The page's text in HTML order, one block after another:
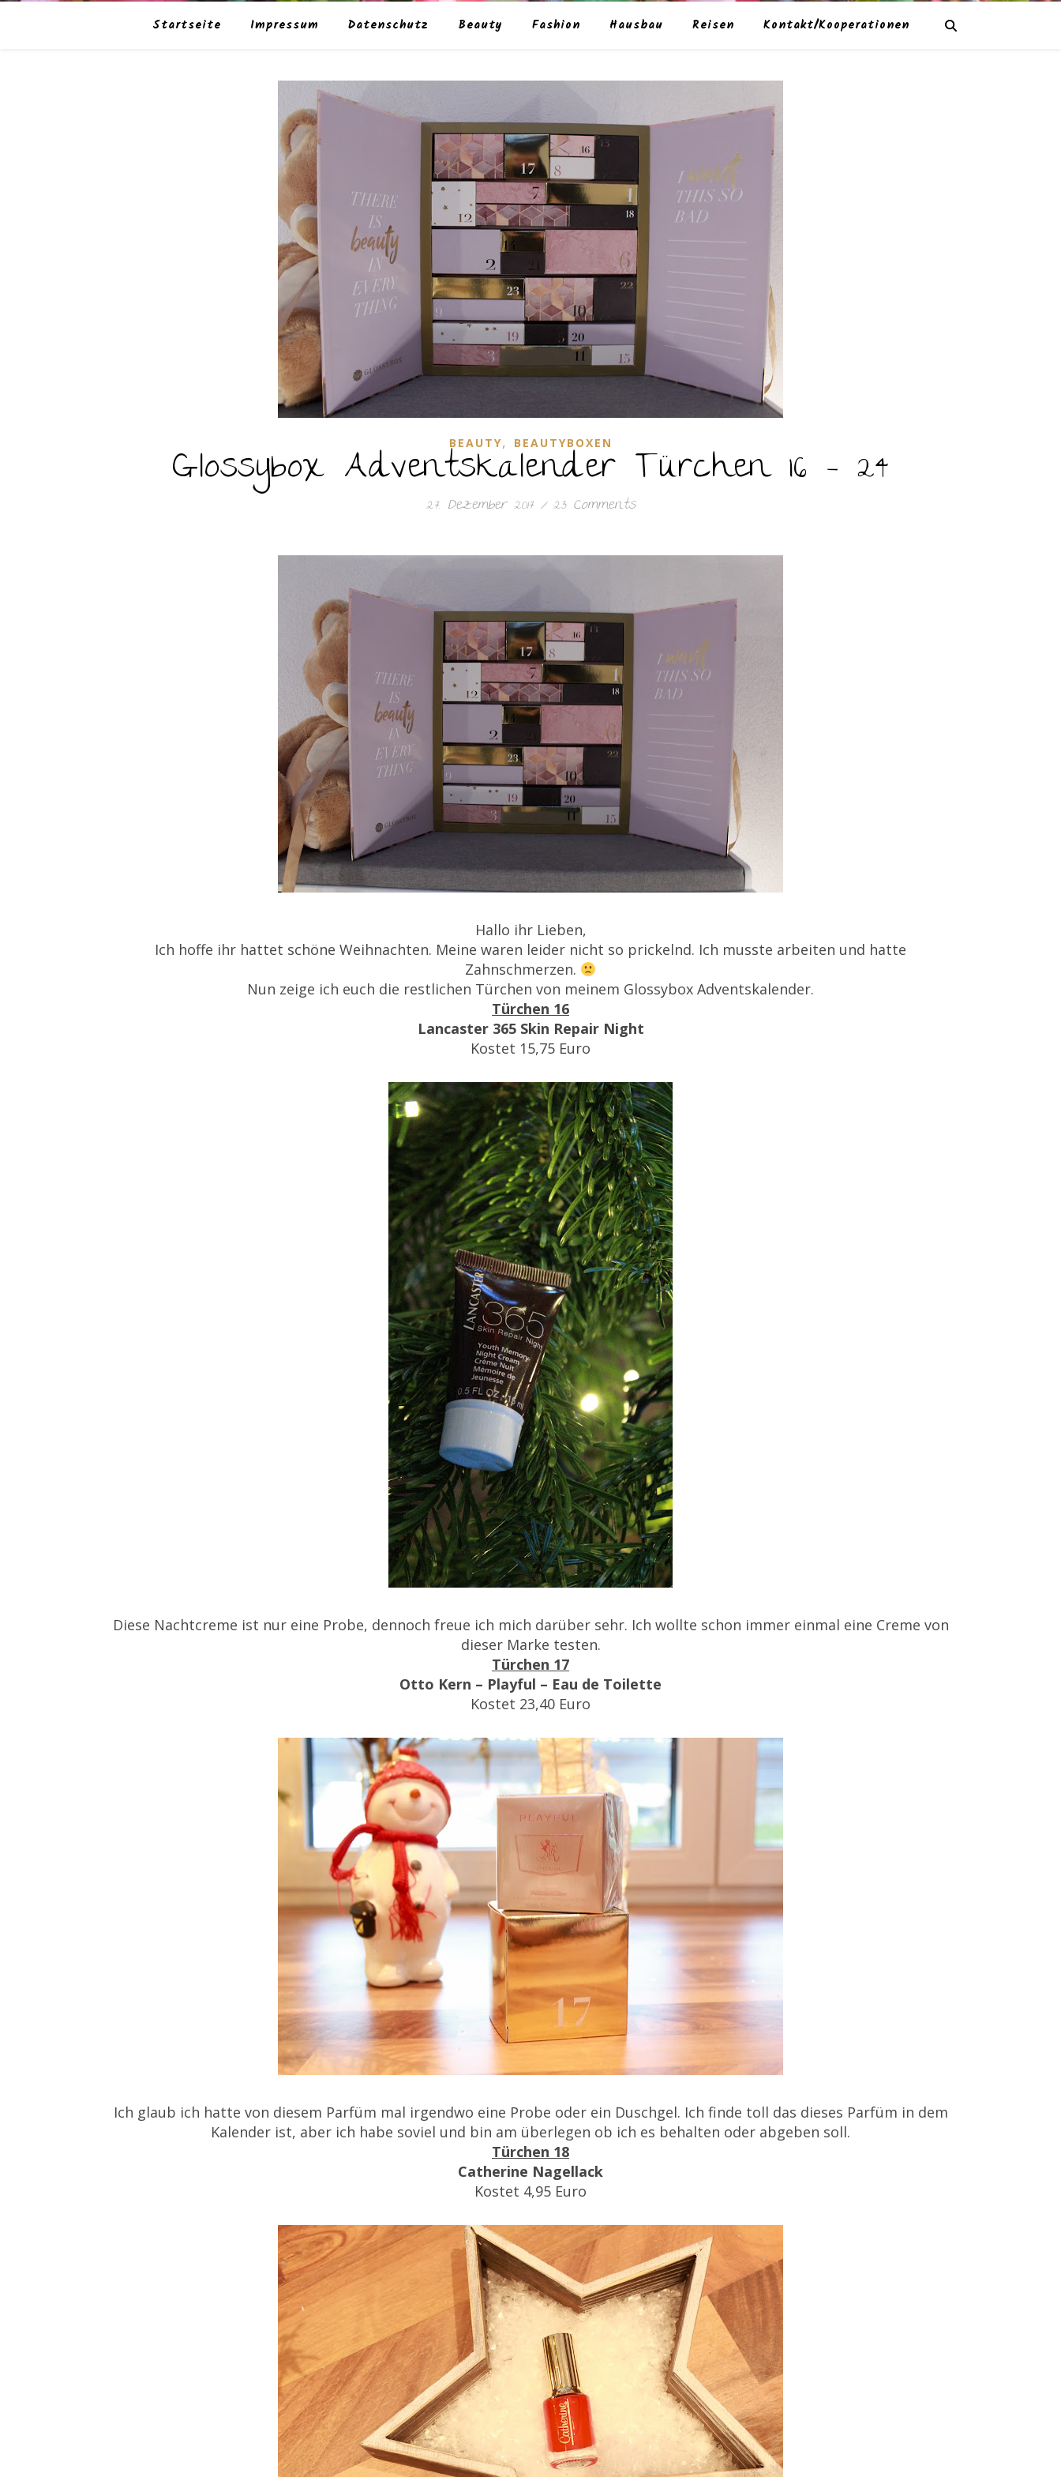
Startseite Impressum Datenschutz Beauty Fashion Hausbau Reisen Kontakt/Kooperationen
BEAUTY, BEAUTYBOXEN
Glossybox Adventskalender Türchen 16 – 24
27. Dezember 2017 / 23 Comments
Hallo ihr Lieben,
Ich hoffe ihr hattet schöne Weihnachten. Meine waren leider nicht so prickelnd. Ich musste arbeiten und hatte
Zahnschmerzen.
Nun zeige ich euch die restlichen Türchen von meinem Glossybox Adventskalender.
Türchen 16
Lancaster 365 Skin Repair Night
Kostet 15,75 Euro
Diese Nachtcreme ist nur eine Probe, dennoch freue ich mich darüber sehr. Ich wollte schon immer einmal eine Creme von
dieser Marke testen.
Türchen 17
Otto Kern – Playful – Eau de Toilette
Kostet 23,40 Euro
Ich glaub ich hatte von diesem Parfüm mal irgendwo eine Probe oder ein Duschgel. Ich finde toll das dieses Parfüm in dem
Kalender ist, aber ich habe soviel und bin am überlegen ob ich es behalten oder abgeben soll.
Türchen 18
Catherine Nagellack
Kostet 4,95 Euro